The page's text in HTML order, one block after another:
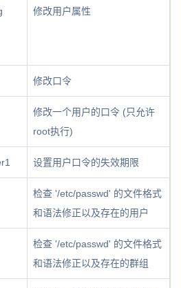
修改用户属性
修改口令
修改一个用户的口令 (只允许
root执行)
设置用户口令的失效期限
检查 '/etc/passwd' 的文件格式
和语法修正以及存在的用户
检查 '/etc/passwd' 的文件格式
和语法修正以及存在的群组